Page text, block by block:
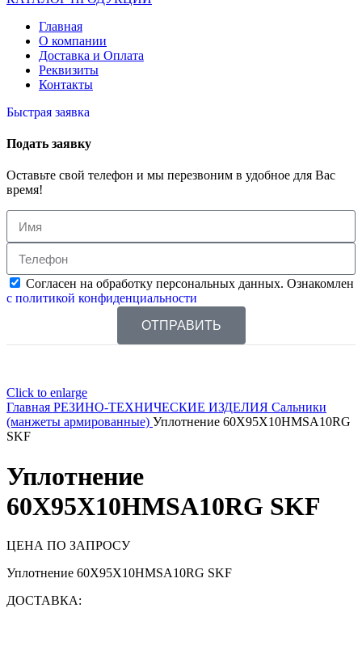
Главная
О компании
Доставка и Оплата
Реквизиты
Контакты
Быстрая заявка
Подать заявку
Оставьте свой телефон и мы перезвоним в удобное для Вас
время!
Согласен на обработку персональных данных. Ознакомлен
с политикой конфиденциальности
ОТПРАВИТЬ
Click to enlarge
Главная РЕЗИНО-ТЕХНИЧЕСКИЕ ИЗДЕЛИЯ Сальники
(манжеты армированные) Уплотнение 60X95X10HMSA10RG
SKF
Уплотнение
60X95X10HMSA10RG SKF
ЦЕНА ПО ЗАПРОСУ
Уплотнение 60X95X10HMSA10RG SKF
ДОСТАВКА: